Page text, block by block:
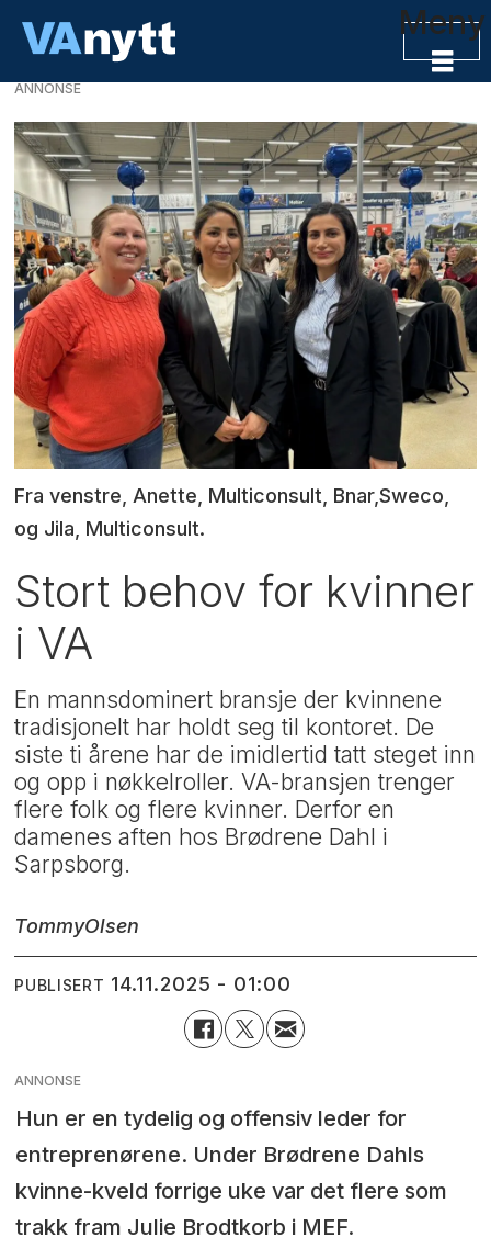
Meny
ANNONSE
Fra venstre, Anette, Multiconsult, Bnar,Sweco,
og Jila, Multiconsult.
Stort behov for kvinner
i VA
En mannsdominert bransje der kvinnene
tradisjonelt har holdt seg til kontoret. De
siste ti årene har de imidlertid tatt steget inn
og opp i nøkkelroller. VA-bransjen trenger
flere folk og flere kvinner. Derfor en
damenes aften hos Brødrene Dahl i
Sarpsborg.
TommyOlsen
PUBLISERT 14.11.2025 - 01:00
ANNONSE
Hun er en tydelig og offensiv leder for
entreprenørene. Under Brødrene Dahls
kvinne-kveld forrige uke var det flere som
trakk fram Julie Brodtkorb i MEF.